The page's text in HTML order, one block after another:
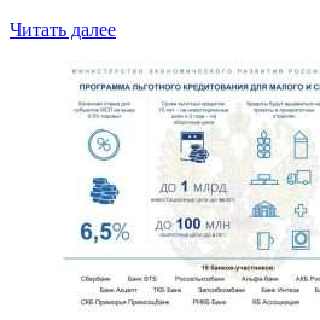
Читать далееRead
about
Сколько
варить
картошку
в
супе:
оптимальное
время
и
приготовления